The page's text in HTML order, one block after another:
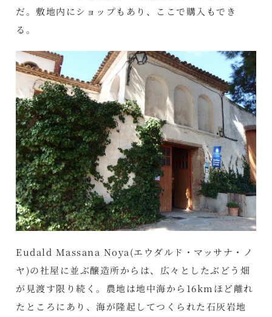
だ。敷地内にショップもあり、ここで購入もでき
る。
Eudald Massana Noya(エウダルド・マッサナ・ノ
ヤ)の社屋に並ぶ醸造所からは、広々としたぶどう畑
が見渡す限り続く。農地は地中海から16kmほど離れ
たところにあり、海が隆起してつくられた石灰岩地